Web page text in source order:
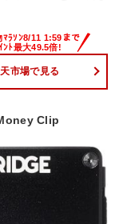
市場で見る
Clip